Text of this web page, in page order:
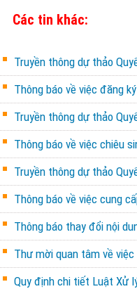
Các tin khác:
Truyền thông dự thảo
Thông báo về việc đăng
Truyền thông dự thảo
Thông báo về việc chiêu
Truyền thông dự thảo
Thông báo về việc cung
Thông báo thay đổi nội
Thư mời quan tâm về
Quy định chi tiết Luật Xử